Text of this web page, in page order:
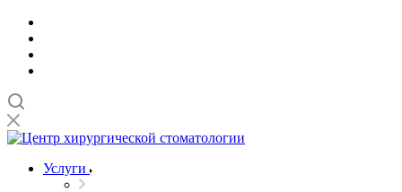
Услуги